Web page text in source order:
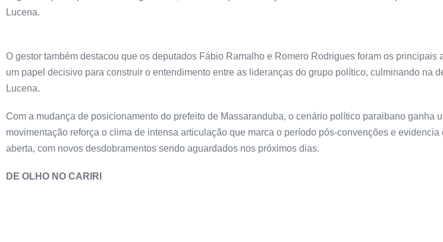
Lucena.
O gestor também destacou que os deputados Fábio Ramalho e Romero Rodrigues foram os
um papel decisivo para construir o entendimento entre as lideranças do grupo político, culminando na
Lucena.
Com a mudança de posicionamento do prefeito de Massaranduba, o cenário político paraibano ganha
movimentação reforça o clima de intensa articulação que marca o período pós-convenções e
aberta, com novos desdobramentos sendo aguardados nos próximos dias.
DE OLHO NO CARIRI